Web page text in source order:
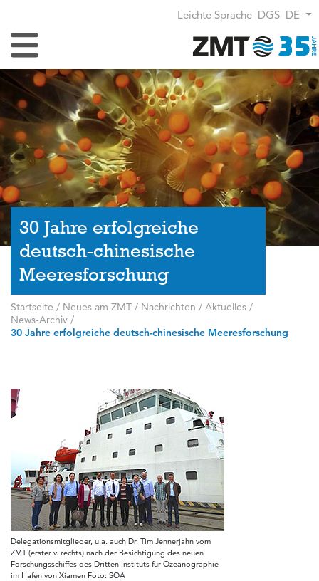
Leichte Sprache DGS DE
Navigation umschalten
30 Jahre erfolgreiche
deutsch-chinesische
Meeresforschung
Startseite / Neues am ZMT / Nachrichten / Aktuelles /
News-Archiv /
30 Jahre erfolgreiche deutsch-chinesische Meeresforschung
Delegationsmitglieder, u.a. auch Dr. Tim Jennerjahn vom
ZMT (erster v. rechts) nach der Besichtigung des neuen
Forschungsschiffes des Dritten Instituts für Ozeanographie
im Hafen von Xiamen Foto: SOA